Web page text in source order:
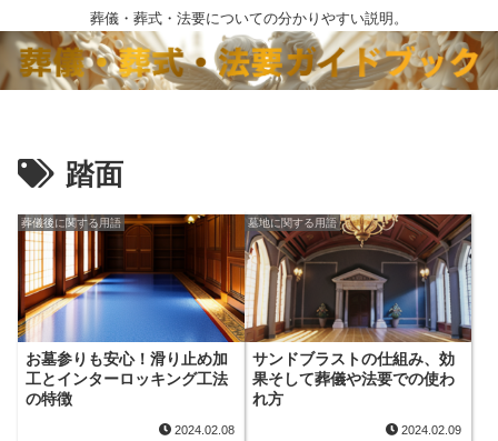
葬儀・葬式・法要についての分かりやすい説明。
踏面
葬儀後に関する用語
お墓参りも安心！滑り止め加
工とインターロッキング工法
の特徴
2024.02.08
墓地に関する用語
サンドブラストの仕組み、効
果そして葬儀や法要での使わ
れ方
2024.02.09